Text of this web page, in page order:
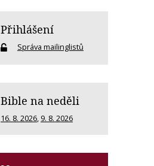
Přihlášení
Správa mailinglistů
Bible na neděli
16. 8. 2026 9. 8. 2026